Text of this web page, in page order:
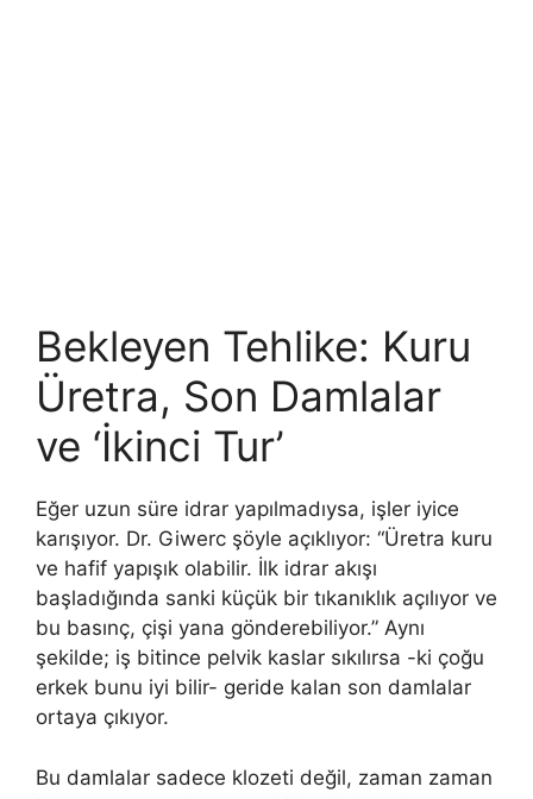
Bekleyen Tehlike: Kuru
Üretra, Son Damlalar
ve ‘İkinci Tur’
Eğer uzun süre idrar yapılmadıysa, işler iyice
karışıyor. Dr. Giwerc şöyle açıklıyor: “Üretra kuru
ve hafif yapışık olabilir. İlk idrar akışı
başladığında sanki küçük bir tıkanıklık açılıyor ve
bu basınç, çişi yana gönderebiliyor.” Aynı
şekilde; iş bitince pelvik kaslar sıkılırsa -ki çoğu
erkek bunu iyi bilir- geride kalan son damlalar
ortaya çıkıyor.
Bu damlalar sadece klozeti değil, zaman zaman